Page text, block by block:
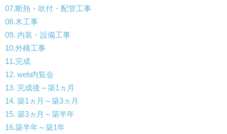
07.断熱・吹付・配管工事
08.木工事
09. 内装・設備工事
10.外構工事
11.完成
12. web内覧会
13. 完成後～築1ヵ月
14. 築1ヵ月～築3ヵ月
15. 築3ヵ月～築半年
16.築半年～築1年